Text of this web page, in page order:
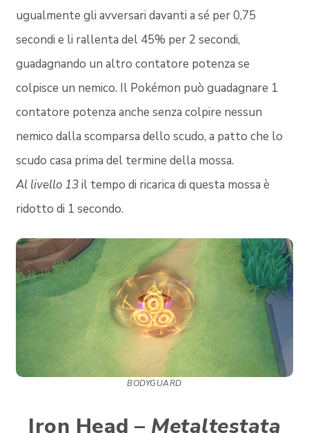
ugualmente gli avversari davanti a sé per 0,75
secondi e li rallenta del 45% per 2 secondi,
guadagnando un altro contatore potenza se
colpisce un nemico. Il Pokémon può guadagnare 1
contatore potenza anche senza colpire nessun
nemico dalla scomparsa dello scudo, a patto che lo
scudo casa prima del termine della mossa.
Al livello 13il tempo di ricarica di questa mossa è
ridotto di 1 secondo.
BODYGUARD
Iron Head – Metaltestata